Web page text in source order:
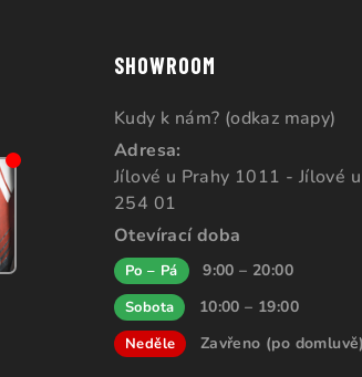
SHOWROOM
Kudy k nám? (odkaz mapy)
Adresa:
Jílové u Prahy 1011 - Jílové
254 01
Otevírací doba
Po – Pá 9:00 – 20:00
Sobota 10:00 – 19:00
Neděle Zavřeno (po domluvě)